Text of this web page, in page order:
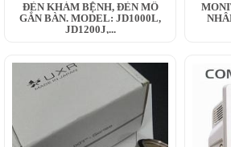
ĐÈN KHÁM BỆNH, ĐÈN MỔ
GẮN BÀN. MODEL: JD1000L,
JD1200J,...